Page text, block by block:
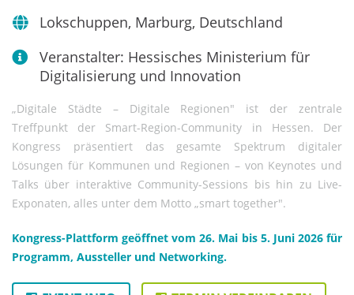
Lokschuppen, Marburg, Deutschland
Veranstalter: Hessisches Ministerium für
Digitalisierung und Innovation
„Digitale Städte – Digitale Regionen" ist der zentrale
Treffpunkt der Smart-Region-Community in Hessen. Der
Kongress präsentiert das gesamte Spektrum digitaler
Lösungen für Kommunen und Regionen – von Keynotes und
Talks über interaktive Community-Sessions bis hin zu Live-
Exponaten, alles unter dem Motto „smart together".
Kongress-Plattform geöffnet vom 26. Mai bis 5. Juni 2026 für
Programm, Aussteller und Networking.